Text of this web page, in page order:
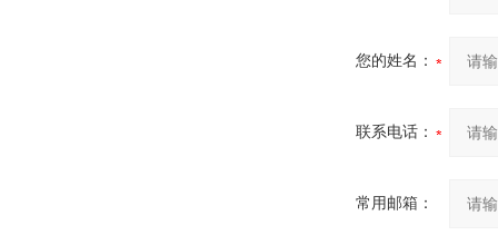
您的姓名：
联系电话：
常用邮箱：